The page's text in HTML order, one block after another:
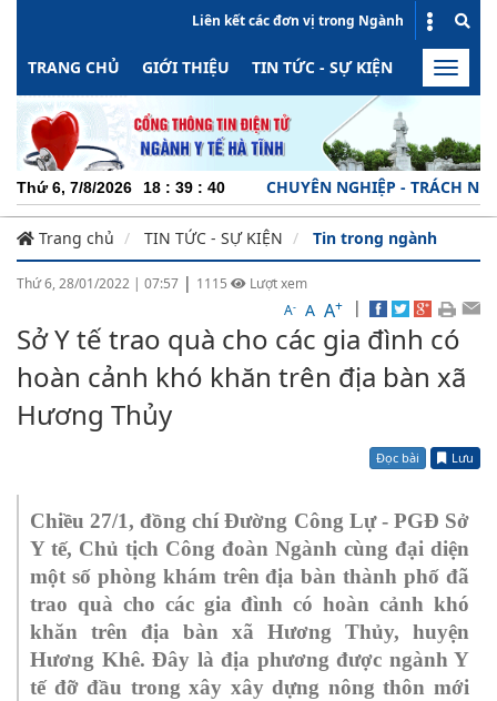
Liên kết các đơn vị trong Ngành
TRANG CHỦ GIỚI THIỆU TIN TỨC - SỰ KIỆN HOẠT
Toggle
Thứ 6, 7/8/2026 18 : 39 : 41CHUYÊN NGHIỆP - TRÁCH NHIỆM
Trang chủ TIN TỨC - SỰ KIỆN Tin trong ngành
Thứ 6, 28/01/2022 | 07:57 | 1115
Lượt xem
A- A A+ |
Sở Y tế trao quà cho các gia đình có
hoàn cảnh khó khăn trên địa bàn xã
Hương Thủy
Đọc bài Lưu
Chiều 27/1, đồng chí Đường Công Lự - PGĐ Sở
Y tế, Chủ tịch Công đoàn Ngành cùng đại diện
một số phòng khám trên địa bàn thành phố đã
trao quà cho các gia đình có hoàn cảnh khó
khăn trên địa bàn xã Hương Thủy, huyện
Hương Khê. Đây là địa phương được ngành Y
tế đỡ đầu trong xây xây dựng nông thôn mới